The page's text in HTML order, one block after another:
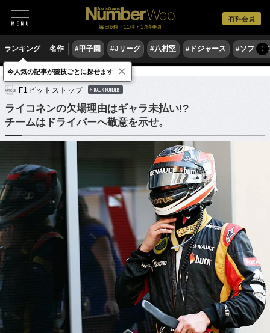
有料会員
毎日6時・11時・17時更新
ランキング 名作 #甲子園 #Jリーグ #八村塁 #ドジャース #ソフト〉
モータースポーツ F1
F1ピットストップ BACK NUMBER
ライコネンの欠場理由はギャラ未払い!?
チームはドライバーへ敬意を示せ。
今人気の記事が競技ごとに探せます ×